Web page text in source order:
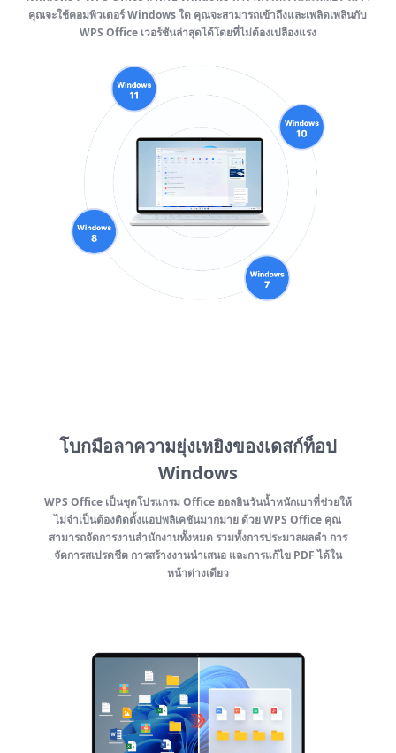
คุณจะใช้คอมพิวเตอร์ Windows ใด คุณจะสามารถเข้าถึงและเพลิดเพลินกับ
WPS Office เวอร์ชันล่าสุดได้โดยที่ไม่ต้องเปลืองแรง
โบกมือลาความยุ่งเหยิงของเดสก์ท็อป
Windows
WPS Office เป็นชุดโปรแกรม Office ออลอินวันน้ำหนักเบาที่ช่วยให้
ไม่จำเป็นต้องติดตั้งแอปพลิเคชันมากมาย ด้วย WPS Office คุณ
สามารถจัดการงานสำนักงานทั้งหมด รวมทั้งการประมวลผลคำ การ
จัดการสเปรดชีต การสร้างงานนำเสนอ และการแก้ไข PDF ได้ใน
หน้าต่างเดียว